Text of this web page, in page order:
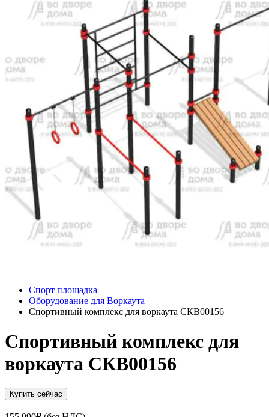
Спорт площадка
Оборудование для Воркаута
Спортивный комплекс для воркаута СКВ00156
Спортивный комплекс для
воркаута СКВ00156
Купить сейчас